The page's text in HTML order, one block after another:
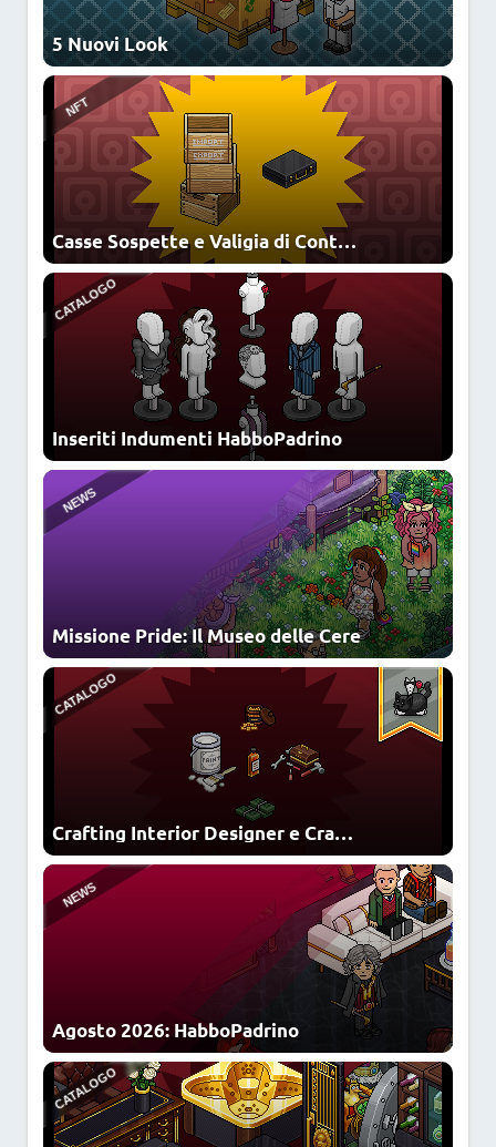
5 Nuovi Look
Casse Sospette e Valigia di Contrabbando
Inseriti Indumenti HabboPadrino
Missione Pride: Il Museo delle Cere
CATALOGO
Crafting Interior Designer e Crackable Riviste di Interior Design
NEWS
Agosto 2026: HabboPadrino
AFFARE
NUOVI FURNI
NUOVI LOOK
OFFERTA